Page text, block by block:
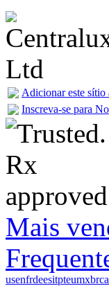
Adicionar este sítio
Inscreva-se para
Mais
usenfrdeesitpteumxbrca